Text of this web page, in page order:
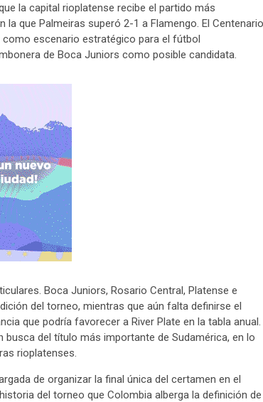
la capital rioplatense recibe el partido más
que Palmeiras superó 2-1 a Flamengo. El
como escenario estratégico para el fútbol
de Boca Juniors como posible candidata.
Boca Juniors, Rosario Central, Platense e
del torneo, mientras que aún falta definirse el
que podría favorecer a River Plate en la tabla anual.
del título más importante de Sudamérica, en lo
rioplatenses.
de organizar la final única del certamen en el
del torneo que Colombia alberga la definición de